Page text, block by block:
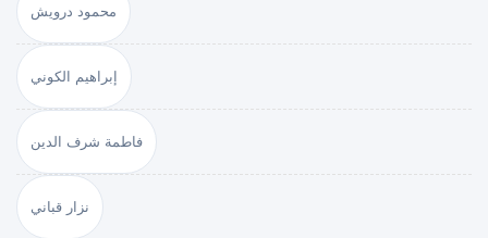
محمود درويش
إبراهيم الكوني
فاطمة شرف الدين
نزار قباني